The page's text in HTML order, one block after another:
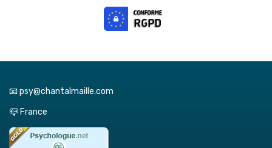
📧 psy@chantalmaille.com
📪 France